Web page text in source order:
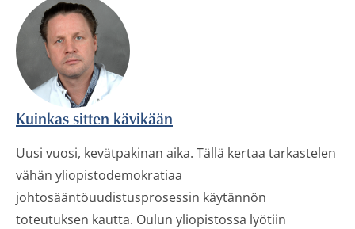
Kuinkas sitten kävikään
Uusi vuosi, kevätpakinan aika. Tällä kertaa tarkastelen
vähän yliopistodemokratiaa
johtosääntöuudistusprosessin käytännön
toteutuksen kautta. Oulun yliopistossa lyötiin